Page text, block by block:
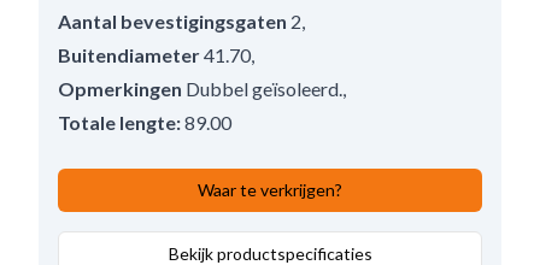
Aantal bevestigingsgaten 2
Buitendiameter41.70,
Opmerkingen Dubbel geïsoleerd.
Totale lengte:89.00
Waar te verkrijgen?
Bekijk productspecificaties